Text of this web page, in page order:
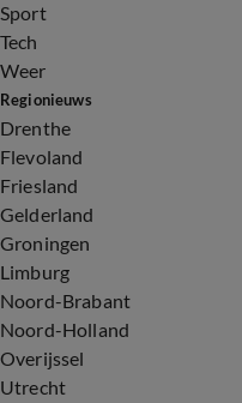
Sport
Tech
Weer
Regionieuws
Drenthe
Flevoland
Friesland
Gelderland
Groningen
Limburg
Noord-Brabant
Noord-Holland
Overijssel
Utrecht